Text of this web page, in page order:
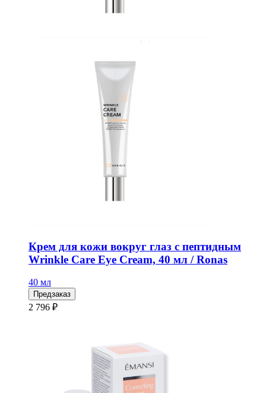
Крем для кожи вокруг глаз с пептидным
Wrinkle Care Eye Cream, 40 мл / Ronas
40 мл
Предзаказ
2 796 ₽